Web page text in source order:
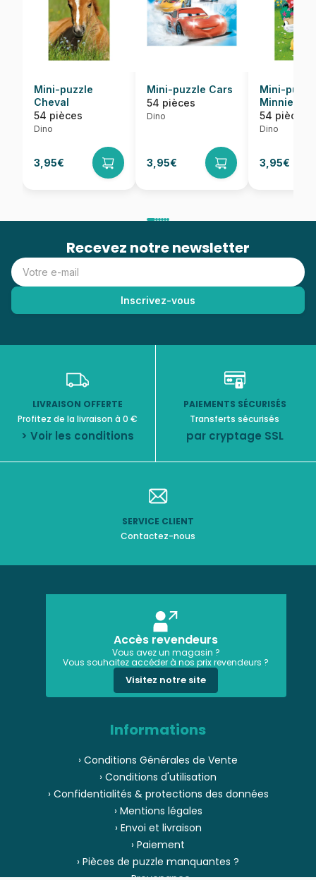
Mini-puzzle
Cheval
54 pièces
Dino
3,95€
Mini-puzzle Cars
54 pièces
Dino
3,95€
Mini-
Minnie
54 pièces
Dino
3,95€
Recevez notre newsletter
LIVRAISON OFFERTE
Profitez de la livraison à 0 €
> Voir les conditions
PAIEMENTS SÉCURISÉS
Transferts sécurisés
par cryptage SSL
SERVICE CLIENT
Contactez-nous
Accès revendeurs
Vous avez un magasin ?
Vous souhaitez accéder à nos prix revendeurs ?
Visitez notre site
Informations
› Conditions Générales de Vente
› Conditions d'utilisation
› Confidentialités & protections des données
› Mentions légales
› Envoi et livraison
› Paiement
› Pièces de puzzle manquantes ?